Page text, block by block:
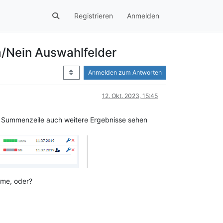
Registrieren Anmelden
Nein Auswahlfelder
Anmelden zum Antworten
12. Okt. 2023, 15:45
auch weitere Ergebnisse sehen
oder?